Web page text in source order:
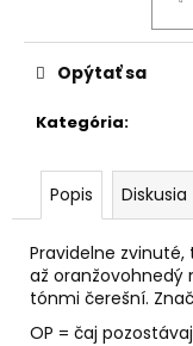
Kategória:
Opýtať sa
Popis Diskusia
Pravidelne
až oranžovohnedý
tónmi čerešní.
OP = čaj
d
ú
č
a
m
e